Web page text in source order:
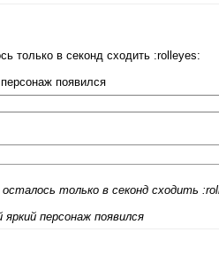
только в секонд сходить :rolleyes:
появился
только в секонд сходить
персонаж появился